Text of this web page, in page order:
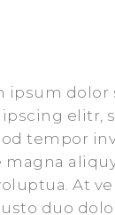
ipsum dolor
elitr,
tempor
At
duo